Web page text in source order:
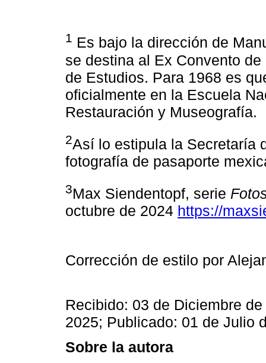
1 Es bajo la dirección de
se destina al Ex Convento
de Estudios. Para 1968 es
oficialmente en la Escuela
Restauración y Museografía.
2Así lo estipula la Secretaría
fotografía de pasaporte
3Max Siendentopf, serie
octubre de 2024 https://
Corrección de estilo por
Recibido: 03 de Diciembre
2025; Publicado: 01 de Julio
Sobre la autora